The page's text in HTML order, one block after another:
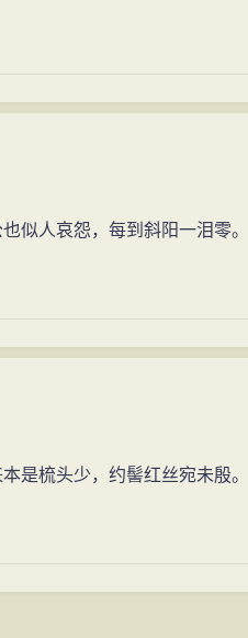
似人哀怨，每到斜阳一泪零。
是梳头少，约髻红丝宛未殷。